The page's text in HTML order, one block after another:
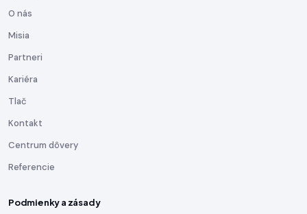
O nás
Misia
Partneri
Kariéra
Tlač
Kontakt
Centrum dôvery
Referencie
Podmienky a zásady